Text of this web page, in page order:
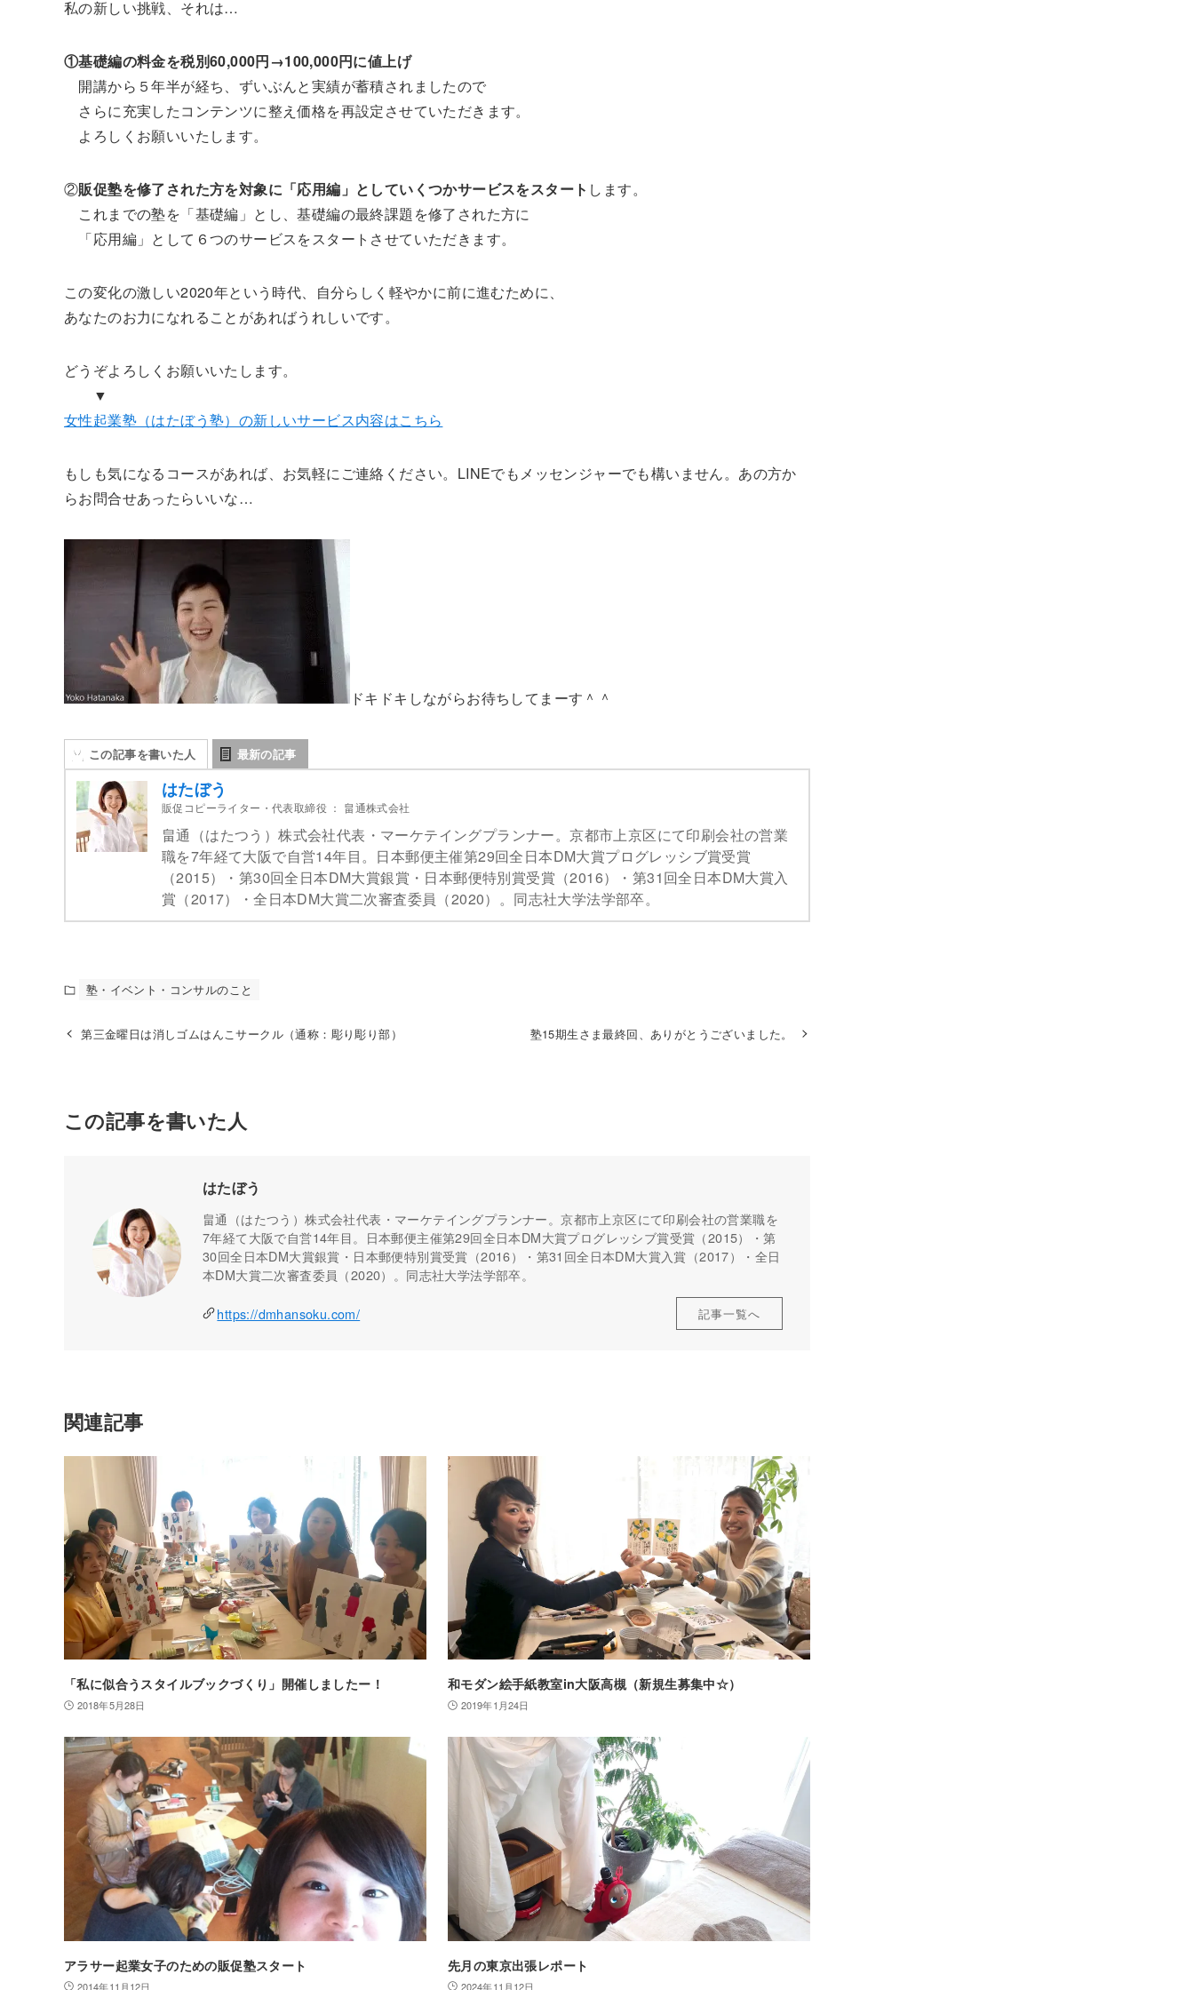
私の新しい挑戦、それは…
①基礎編の料金を税別60,000円→100,000円に値上げ
開講から５年半が経ち、ずいぶんと実績が蓄積されましたので
さらに充実したコンテンツに整え価格を再設定させていただきます。
よろしくお願いいたします。
②販促塾を修了された方を対象に「応用編」としていくつかサービスをスタート します。
これまでの塾を「基礎編」とし、基礎編の最終課題を修了された方に
「応用編」として６つのサービスをスタートさせていただきます。
この変化の激しい2020年という時代、自分らしく軽やかに前に進むために、
あなたのお力になれることがあればうれしいです。
どうぞよろしくお願いいたします。
▼
女性起業塾（はたぼう塾）の新しいサービス内容はこちら
もしも気になるコースがあれば、お気軽にご連絡ください。LINEでもメッセンジャーでも構いません。あの方か
らお問合せあったらいいな…
ドキドキしながらお待ちしてまーす＾＾
この記事を書いた人 最新の記事
はたぼう
販促コピーライター・代表取締役 ： 畠通株式会社
畠通（はたつう）株式会社代表・マーケテイングプランナー。京都市上京区にて印刷会社の営業
職を7年経て大阪で自営14年目。日本郵便主催第29回全日本DM大賞プログレッシブ賞受賞
（2015）・第30回全日本DM大賞銀賞・日本郵便特別賞受賞（2016）・第31回全日本DM大賞入
賞（2017）・全日本DM大賞二次審査委員（2020）。同志社大学法学部卒。
塾・イベント・コンサルのこと
第三金曜日は消しゴムはんこサークル（通称：彫り彫り部） 塾15期生さま最終回、ありがとうございました。
この記事を書いた人
はたぼう
畠通（はたつう）株式会社代表・マーケテイングプランナー。京都市上京区にて印刷会社の営業職を
7年経て大阪で自営14年目。日本郵便主催第29回全日本DM大賞プログレッシブ賞受賞（2015）・第
30回全日本DM大賞銀賞・日本郵便特別賞受賞（2016）・第31回全日本DM大賞入賞（2017）・全日
本DM大賞二次審査委員（2020）。同志社大学法学部卒。
https://dmhansoku.com/ 記事一覧へ
関連記事
「私に似合うスタイルブックづくり」開催しましたー！
2018年5月28日
和モダン絵手紙教室in大阪高槻（新規生募集中☆）
2019年1月24日
アラサー起業女子のための販促塾スタート
2014年11月12日
先月の東京出張レポート
2024年11月12日